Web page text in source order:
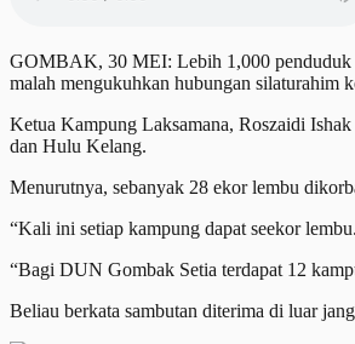
GOMBAK, 30 MEI: Lebih 1,000 penduduk
malah mengukuhkan hubungan silaturahim
Ketua Kampung Laksamana, Roszaidi
dan Hulu Kelang.
Menurutnya, sebanyak 28 ekor lembu
“Kali ini setiap kampung dapat seekor
“Bagi DUN Gombak Setia terdapat 12
Beliau berkata sambutan diterima di luar